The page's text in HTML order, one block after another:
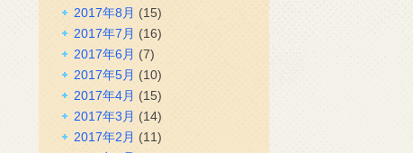
2017年8月 (15)
2017年7月 (16)
2017年6月 (7)
2017年5月 (10)
2017年4月 (15)
2017年3月 (14)
2017年2月 (11)